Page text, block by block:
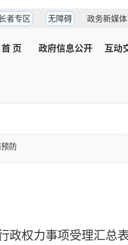
者专区 无障碍 政务新媒体
首 页 政府信息公开 互动
防
政权力事项受理汇总